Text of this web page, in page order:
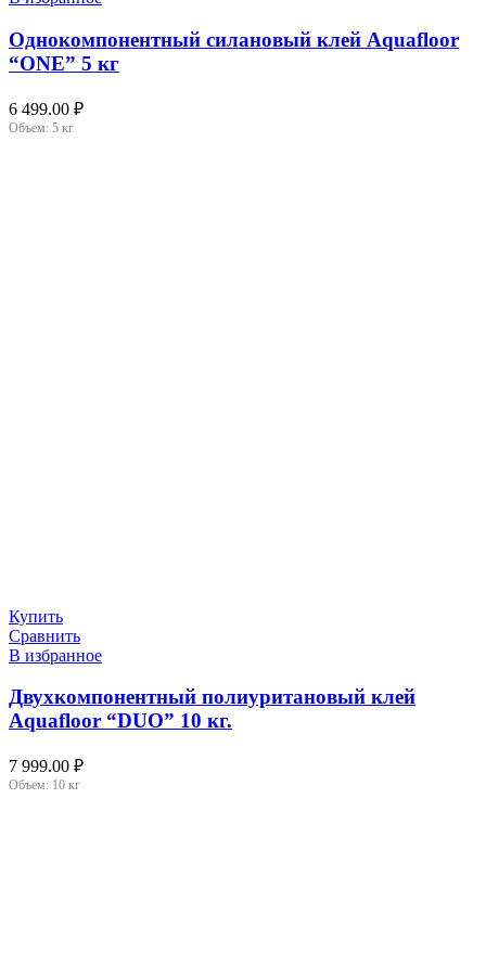
Однокомпонентный силановый клей Aquafloor
“ONE” 5 кг
6 499.00 ₽
Объем: 5 кг
Купить
Сравнить
В избранное
Двухкомпонентный полиуритановый клей
Aquafloor “DUO” 10 кг.
7 999.00 ₽
Объем: 10 кг